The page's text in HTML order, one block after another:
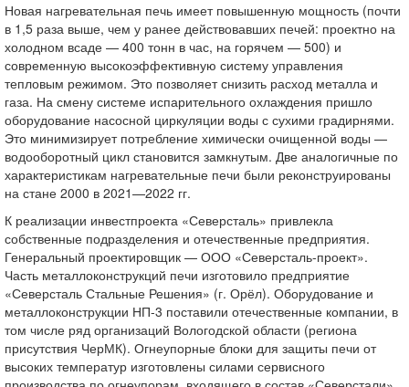
Новая нагревательная печь имеет повышенную мощность (почти
в 1,5 раза выше, чем у ранее действовавших печей: проектно на
холодном всаде — 400 тонн в час, на горячем — 500) и
современную высокоэффективную систему управления
тепловым режимом. Это позволяет снизить расход металла и
газа. На смену системе испарительного охлаждения пришло
оборудование насосной циркуляции воды с сухими градирнями.
Это минимизирует потребление химически очищенной воды —
водооборотный цикл становится замкнутым. Две аналогичные по
характеристикам нагревательные печи были реконструированы
на стане 2000 в 2021—2022 гг.
К реализации инвестпроекта «Северсталь» привлекла
собственные подразделения и отечественные предприятия.
Генеральный проектировщик — ООО «Северсталь-проект».
Часть металлоконструкций печи изготовило предприятие
«Северсталь Стальные Решения» (г. Орёл). Оборудование и
металлоконструкции НП-3 поставили отечественные компании, в
том числе ряд организаций Вологодской области (региона
присутствия ЧерМК). Огнеупорные блоки для защиты печи от
высоких температур изготовлены силами сервисного